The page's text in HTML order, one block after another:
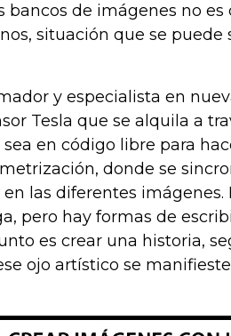
bancos de imágenes no
situación que se puede
y especialista en
Tesla que se alquila a
en código libre para
donde se
las diferentes imágenes.
pero hay formas de
es crear una historia,
ojo artístico se